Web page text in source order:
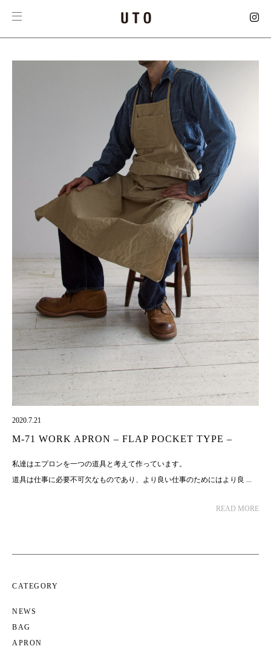
2020.7.21
M-71 WORK APRON – FLAP POCKET TYPE –
私達はエプロンを一つの道具と考えて作っています。
道具は仕事に必要不可欠なものであり、より良い仕事のためにはより良 ...
READ MORE
CATEGORY
NEWS
BAG
APRON